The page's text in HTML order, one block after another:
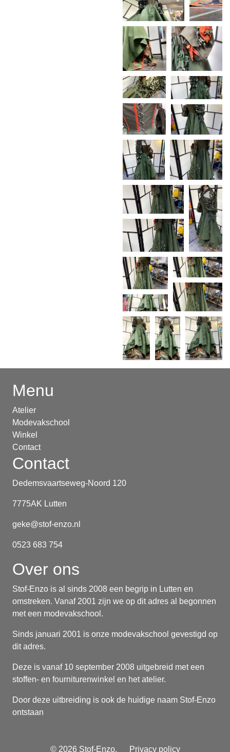
Menu
Atelier
Modevakschool
Winkel
Contact
Contact
Dedemsvaartseweg-Noord 120
7775AK Lutten
geke@stof-enzo.nl
0523 683 754
Over ons
Stof-Enzo is al sinds 2008 een begrip in Lutten en
omstreken. Vanaf 2001 zijn we op dit adres al begonnen
met een modevakschool.
Sinds januari 2001 is onze modevakschool gevestigd op
dit adres.
Deze is vanaf 10 september 2008 uitgebreid met een
stoffen- en fourniturenwinkel en het atelier.
Door deze uitbreiding is ook de huidige naam Stof-Enzo
ontstaan
© 2026 Stof-Enzo. Privacy policy